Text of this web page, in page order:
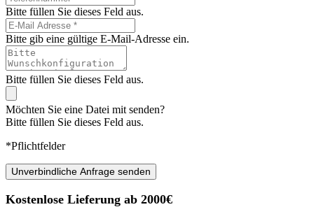
Bitte füllen Sie dieses Feld aus.
Bitte gib eine gültige E-Mail-Adresse ein.
Bitte füllen Sie dieses Feld aus.
Möchten Sie eine Datei mit senden?
Bitte füllen Sie dieses Feld aus.
*Pflichtfelder
Unverbindliche Anfrage senden
Kostenlose Lieferung ab 2000€